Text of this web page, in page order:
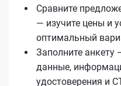
Сравните
— изучите цены и
оптимальный
Заполните анкету
данные,
удостоверения и